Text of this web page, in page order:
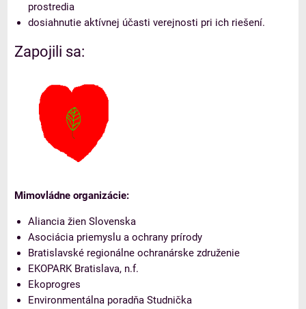
prostredia
dosiahnutie aktívnej účasti verejnosti pri ich riešení.
Zapojili sa:
Mimovládne organizácie:
Aliancia žien Slovenska
Asociácia priemyslu a ochrany prírody
Bratislavské regionálne ochranárske združenie
EKOPARK Bratislava, n.f.
Ekoprogres
Environmentálna poradňa Studnička